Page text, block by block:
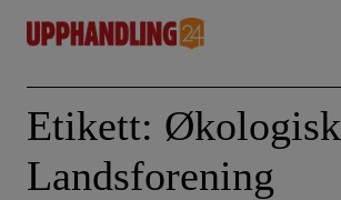
content
Etikett: Økologisk
Landsforening